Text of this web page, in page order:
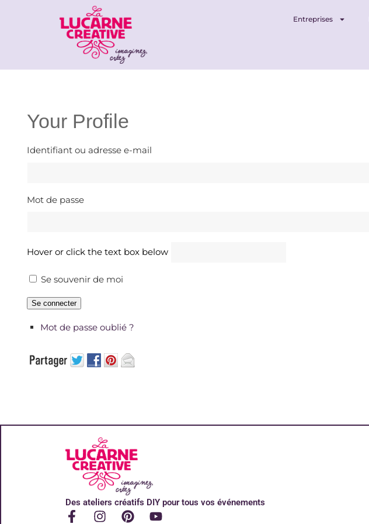
Entreprises
Your Profile
Identifiant ou adresse e-mail
Mot de passe
Hover or click the text box below
Se souvenir de moi
Se connecter
Mot de passe oublié ?
Des ateliers créatifs DIY pour tous vos événements